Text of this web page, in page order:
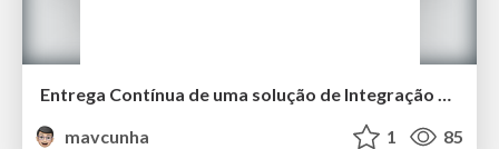
Entrega Contínua de uma solução de Integração Contínua
mavcunha
1 85